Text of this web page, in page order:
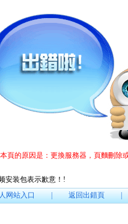
頁的原因是：更換服務器，頁麵刪
包表示歉意！ !
网站入口|返回出錯頁